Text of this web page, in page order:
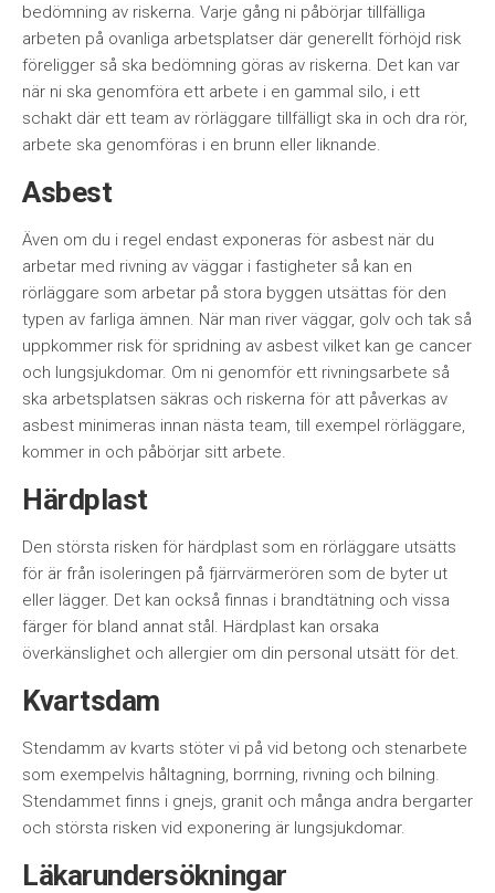
bedömning av riskerna. Varje gång ni påbörjar tillfälliga
arbeten på ovanliga arbetsplatser där generellt förhöjd risk
föreligger så ska bedömning göras av riskerna. Det kan var
när ni ska genomföra ett arbete i en gammal silo, i ett
schakt där ett team av rörläggare tillfälligt ska in och dra rör,
arbete ska genomföras i en brunn eller liknande.
Asbest
Även om du i regel endast exponeras för asbest när du
arbetar med rivning av väggar i fastigheter så kan en
rörläggare som arbetar på stora byggen utsättas för den
typen av farliga ämnen. När man river väggar, golv och tak så
uppkommer risk för spridning av asbest vilket kan ge cancer
och lungsjukdomar. Om ni genomför ett rivningsarbete så
ska arbetsplatsen säkras och riskerna för att påverkas av
asbest minimeras innan nästa team, till exempel rörläggare,
kommer in och påbörjar sitt arbete.
Härdplast
Den största risken för härdplast som en rörläggare utsätts
för är från isoleringen på fjärrvärmerören som de byter ut
eller lägger. Det kan också finnas i brandtätning och vissa
färger för bland annat stål. Härdplast kan orsaka
överkänslighet och allergier om din personal utsätt för det.
Kvartsdam
Stendamm av kvarts stöter vi på vid betong och stenarbete
som exempelvis håltagning, borrning, rivning och bilning.
Stendammet finns i gnejs, granit och många andra bergarter
och största risken vid exponering är lungsjukdomar.
Läkarundersökningar